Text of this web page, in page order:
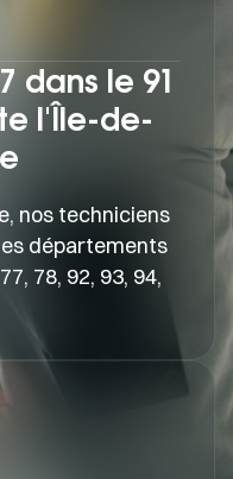
dans le 91
l'Île-de-
nos techniciens
départements
78, 92, 93, 94,